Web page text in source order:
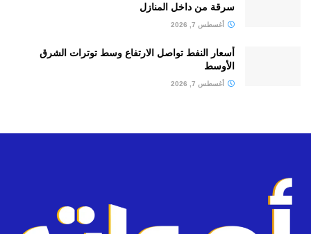
سرقة من داخل المنازل
أغسطس 7, 2026
أسعار النفط تواصل الارتفاع وسط توترات الشرق
الأوسط
أغسطس 7, 2026